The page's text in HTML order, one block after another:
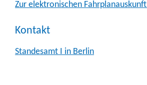
Zur elektronischen Fahrplanauskunft
Kontakt
Standesamt I in Berlin